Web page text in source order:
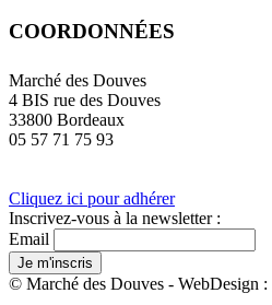
COORDONNÉES
Marché des Douves
4 BIS rue des Douves
33800 Bordeaux
05 57 71 75 93
Cliquez ici pour adhérer
Inscrivez-vous à la newsletter :
Email
© Marché des Douves - WebDesign :